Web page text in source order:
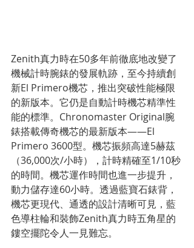
Zenith真力時在50多年前徹底地改變了
機械計時腕錶的發展軌跡，至今持續創
新El Primero機芯，推出突破性能極限
的新版本。它仍是自動計時機芯精準性
能的標準。Chronomaster Original腕
錶搭載傳奇機芯的最新版本——El
Primero 3600型。機芯振頻高達5赫茲
（36,000次/小時），計時精確至1/10秒
的時間。機芯運作時間也進一步提升，
動力儲存達60小時。透過藍寶石錶背，
機芯更現代、通透的設計清晰可見，藍
色導柱輪和裝飾Zenith真力時五角星的
鏤空擺陀令人一見難忘。